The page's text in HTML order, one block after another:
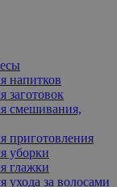
напитков
заготовок
смешивания,
приготовления
уборки
глажки
ухода за волосами